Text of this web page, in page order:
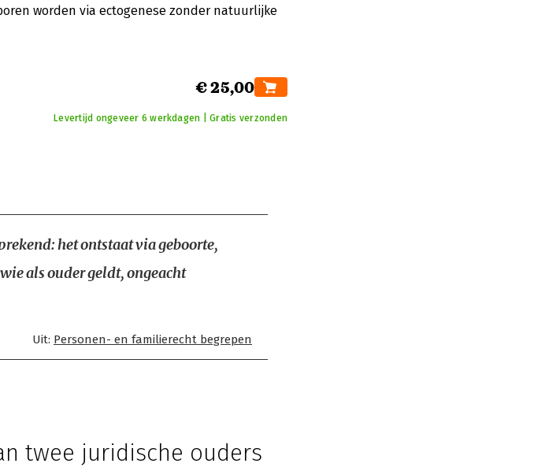
worden via ectogenese zonder natuurlijke
€ 25,00
Levertijd ongeveer 6 werkdagen | Gratis verzonden
het ontstaat via geboorte,
als ouder geldt, ongeacht
Uit: Personen- en familierecht begrepen
twee juridische ouders